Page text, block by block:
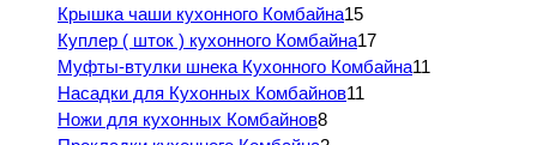
Крышка чаши кухонного Комбайна15
Куплер ( шток ) кухонного Комбайна17
Муфты-втулки шнека Кухонного Комбайна11
Насадки для Кухонных Комбайнов11
Ножи для кухонных Комбайнов8